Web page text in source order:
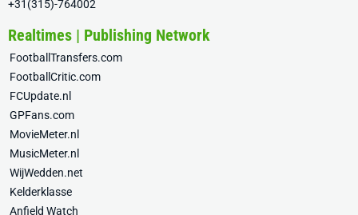
+31(315)-764002
Realtimes | Publishing Network
FootballTransfers.com
FootballCritic.com
FCUpdate.nl
GPFans.com
MovieMeter.nl
MusicMeter.nl
WijWedden.net
Kelderklasse
Anfield Watch